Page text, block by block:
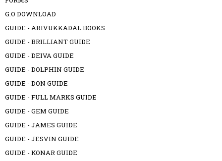
G.O DOWNLOAD
GUIDE - ARIVUKKADAL BOOKS
GUIDE - BRILLIANT GUIDE
GUIDE - DEIVA GUIDE
GUIDE - DOLPHIN GUIDE
GUIDE - DON GUIDE
GUIDE - FULL MARKS GUIDE
GUIDE - GEM GUIDE
GUIDE - JAMES GUIDE
GUIDE - JESVIN GUIDE
GUIDE - KONAR GUIDE